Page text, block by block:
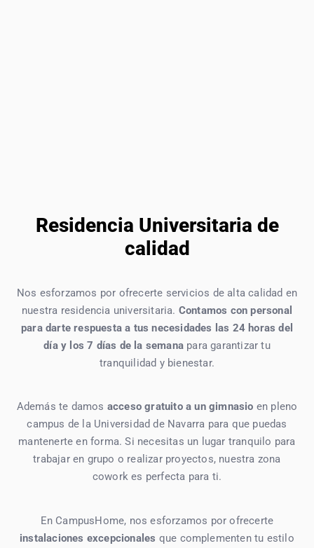
Residencia Universitaria de
calidad
Nos esforzamos por ofrecerte servicios de alta calidad en
nuestra residencia universitaria. Contamos con personal
para darte respuesta a tus necesidades las 24 horas del
día y los 7 días de la semana para garantizar tu
tranquilidad y bienestar.
Además te damos acceso gratuito a un gimnasio en pleno
campus de la Universidad de Navarra para que puedas
mantenerte en forma. Si necesitas un lugar tranquilo para
trabajar en grupo o realizar proyectos, nuestra zona
cowork es perfecta para ti.
En CampusHome, nos esforzamos por ofrecerte
instalaciones excepcionales que complementen tu estilo